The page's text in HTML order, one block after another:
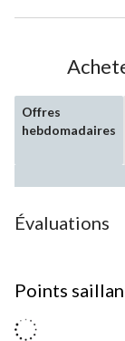
Offres
hebdomadaires
Évaluations
Points